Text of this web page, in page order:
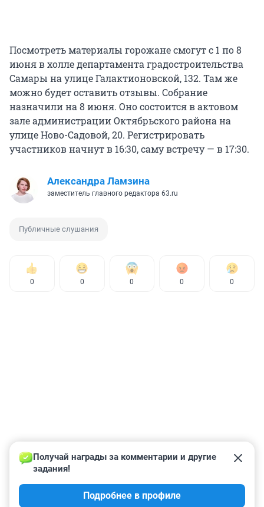
Посмотреть материалы горожане смогут с 1 по 8
июня в холле департамента градостроительства
Самары на улице Галактионовской, 132. Там же
можно будет оставить отзывы. Собрание
назначили на 8 июня. Оно состоится в актовом
зале администрации Октябрьского района на
улице Ново-Садовой, 20. Регистрировать
участников начнут в 16:30, саму встречу — в 17:30.
Александра Ламзина
заместитель главного редактора 63.ru
Публичные слушания
0 0 0 0 0
Получай награды за комментарии и другие
задания!
Подробнее в профиле